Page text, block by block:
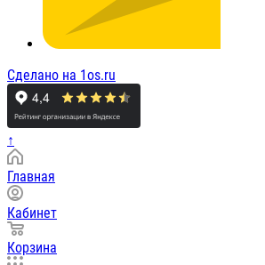
Сделано на 1os.ru
↑
Главная
Кабинет
Корзина